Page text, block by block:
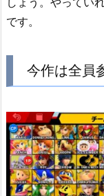
です。
今作は全員